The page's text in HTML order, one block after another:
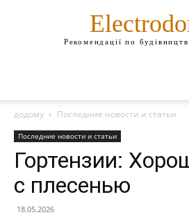
Рекомендації по
додому Последние новости и статьи
Последние новости и статьи
Гортензии:
с плесенью
18.05.2026